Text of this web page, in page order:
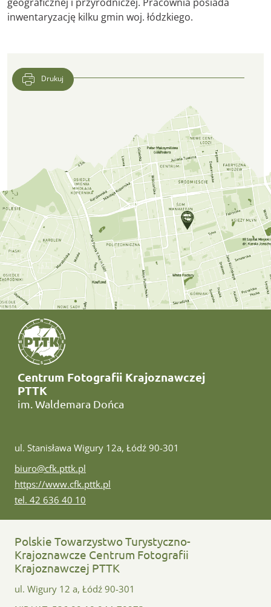
inwentaryzację kilku gmin woj. łódzkiego.
Drukuj
Centrum Fotografii Krajoznawczej
PTTK
im. Waldemara Dońca
ul. Stanisława Wigury 12a, Łódź 90-301
e-mail:
biuro@cfk.pttk.pl
www:
https://www.cfk.pttk.pl
tel:
tel. 42 636 40 10
Polskie Towarzystwo Turystyczno-
Krajoznawcze Centrum Fotografii
Krajoznawczej PTTK
ul. Wigury 12 a, Łódź 90-301